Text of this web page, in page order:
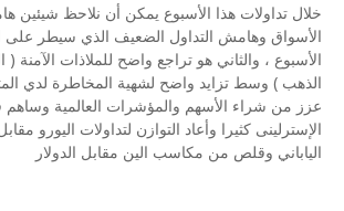
خلال تداولات هذا الأسبوع يمكن أن نلاحظ شيئين
الأسواق وهامش التداول الضعيف الذي سيطر على
الأسبوع ، والثاني هو تراجع واضح للملاذات الآمنة (
الذهب ) وسط تزايد واضح لشهية المخاطرة لدي
عزز من شراء الأسهم والمؤشرات العالمية وساهم
الإسترلينى كثيرا وأعاد التوازن لتداولات اليورو
الياباني وقلص من مكاسب الين مقابل الدولار